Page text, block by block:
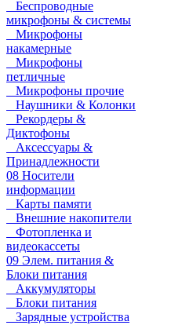
Беспроводные
микрофоны & системы
Микрофоны
накамерные
Микрофоны
петличные
Микрофоны прочие
Наушники & Колонки
Рекордеры &
Диктофоны
Аксессуары &
Принадлежности
08 Носители
информации
Карты памяти
Внешние накопители
Фотопленка и
видеокассеты
09 Элем. питания &
Блоки питания
Аккумуляторы
Блоки питания
Зарядные устройства